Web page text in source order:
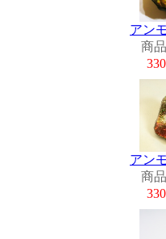
アン
商
アン
商